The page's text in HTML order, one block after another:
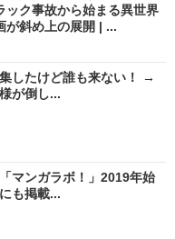
ック事故から始まる異世界
が斜め上の展開 | ...
したけど誰も来ない！ →
が倒し...
マンガラボ！」2019年始
も掲載...